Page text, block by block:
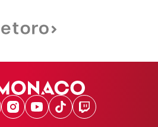
Instagram
Youtube
TikTokTwitch